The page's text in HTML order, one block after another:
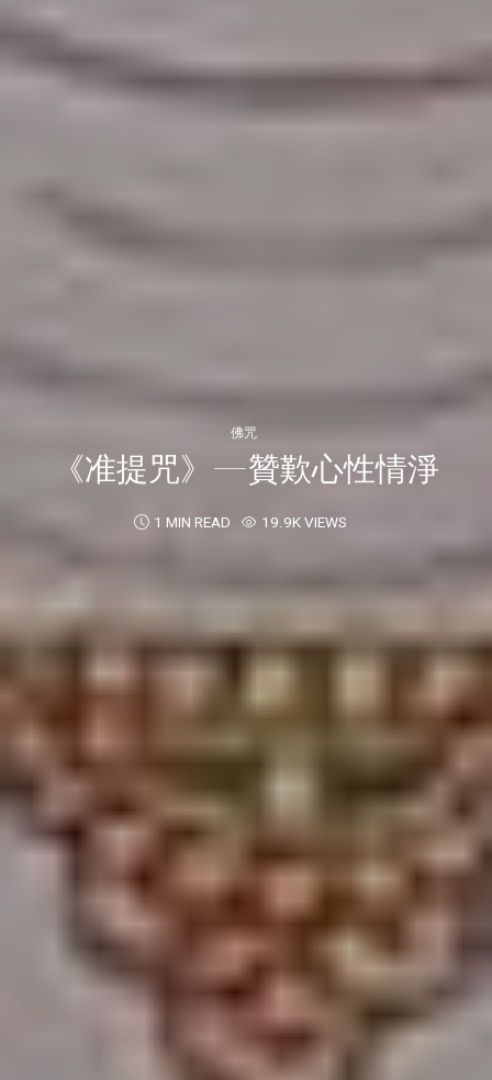
佛咒
《准提咒》—贊歎心性情淨
1 MIN READ 19.9K VIEWS